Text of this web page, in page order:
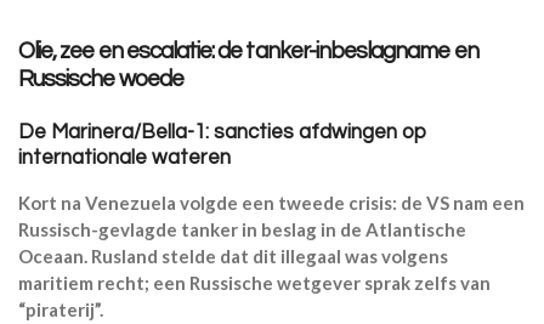
Olie, zee en escalatie: de tanker-inbeslagname en
Russische woede
De Marinera/Bella-1: sancties afdwingen op
internationale wateren
Kort na Venezuela volgde een tweede crisis: de VS nam een
Russisch-gevlagde tanker in beslag in de Atlantische
Oceaan. Rusland stelde dat dit illegaal was volgens
maritiem recht; een Russische wetgever sprak zelfs van
“piraterij”.